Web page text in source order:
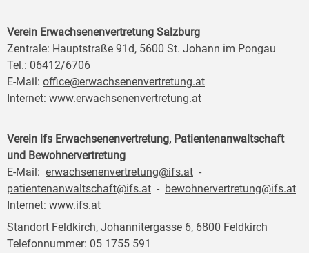
Verein Erwachsenenvertretung Salzburg
Zentrale: Hauptstraße 91d, 5600 St. Johann im Pongau
Tel.: 06412/6706
E-Mail: office@erwachsenenvertretung.at
Internet: www.erwachsenenvertretung.at
Verein ifs Erwachsenenvertretung, Patientenanwaltschaft
und Bewohnervertretung
E-Mail: erwachsenenvertretung@ifs.at -
patientenanwaltschaft@ifs.at - bewohnervertretung@ifs.at
Internet: www.ifs.at
Standort Feldkirch, Johannitergasse 6, 6800 Feldkirch
Telefonnummer: 05 1755 591